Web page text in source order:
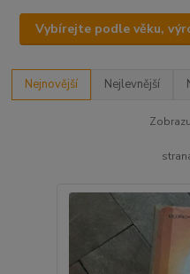
Vybírejte podle věku,
Nejnovější Nejlevnější